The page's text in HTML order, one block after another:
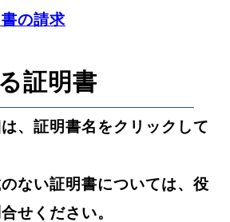
の請求
証明書
、証明書名をクリックして
ない証明書については、役
せください。